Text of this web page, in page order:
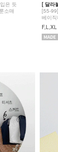
은 듯
소매
[ 달라
[55-
베이
F,L,XL